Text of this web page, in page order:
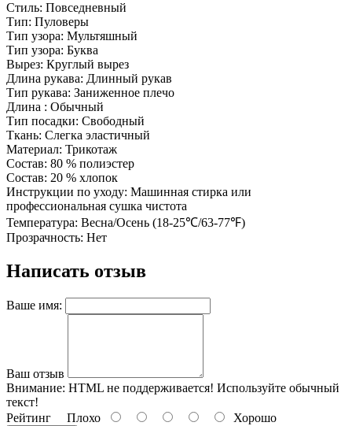
Стиль: Повседневный
Тип: Пуловеры
Тип узора: Мультяшный
Тип узора: Буква
Вырез: Круглый вырез
Длина рукава: Длинный рукав
Тип рукава: Заниженное плечо
Длина : Обычный
Тип посадки: Свободный
Ткань: Слегка эластичный
Материал: Трикотаж
Состав: 80 % полиэстер
Состав: 20 % хлопок
Инструкции по уходу: Машинная стирка или
профессиональная сушка чистота
Температура: Весна/Осень (18-25℃/63-77℉)
Прозрачность: Нет
Написать отзыв
Ваше имя:
Ваш отзыв
Внимание: HTML не поддерживается! Используйте обычный
текст!
Рейтинг Плохо Хорошо